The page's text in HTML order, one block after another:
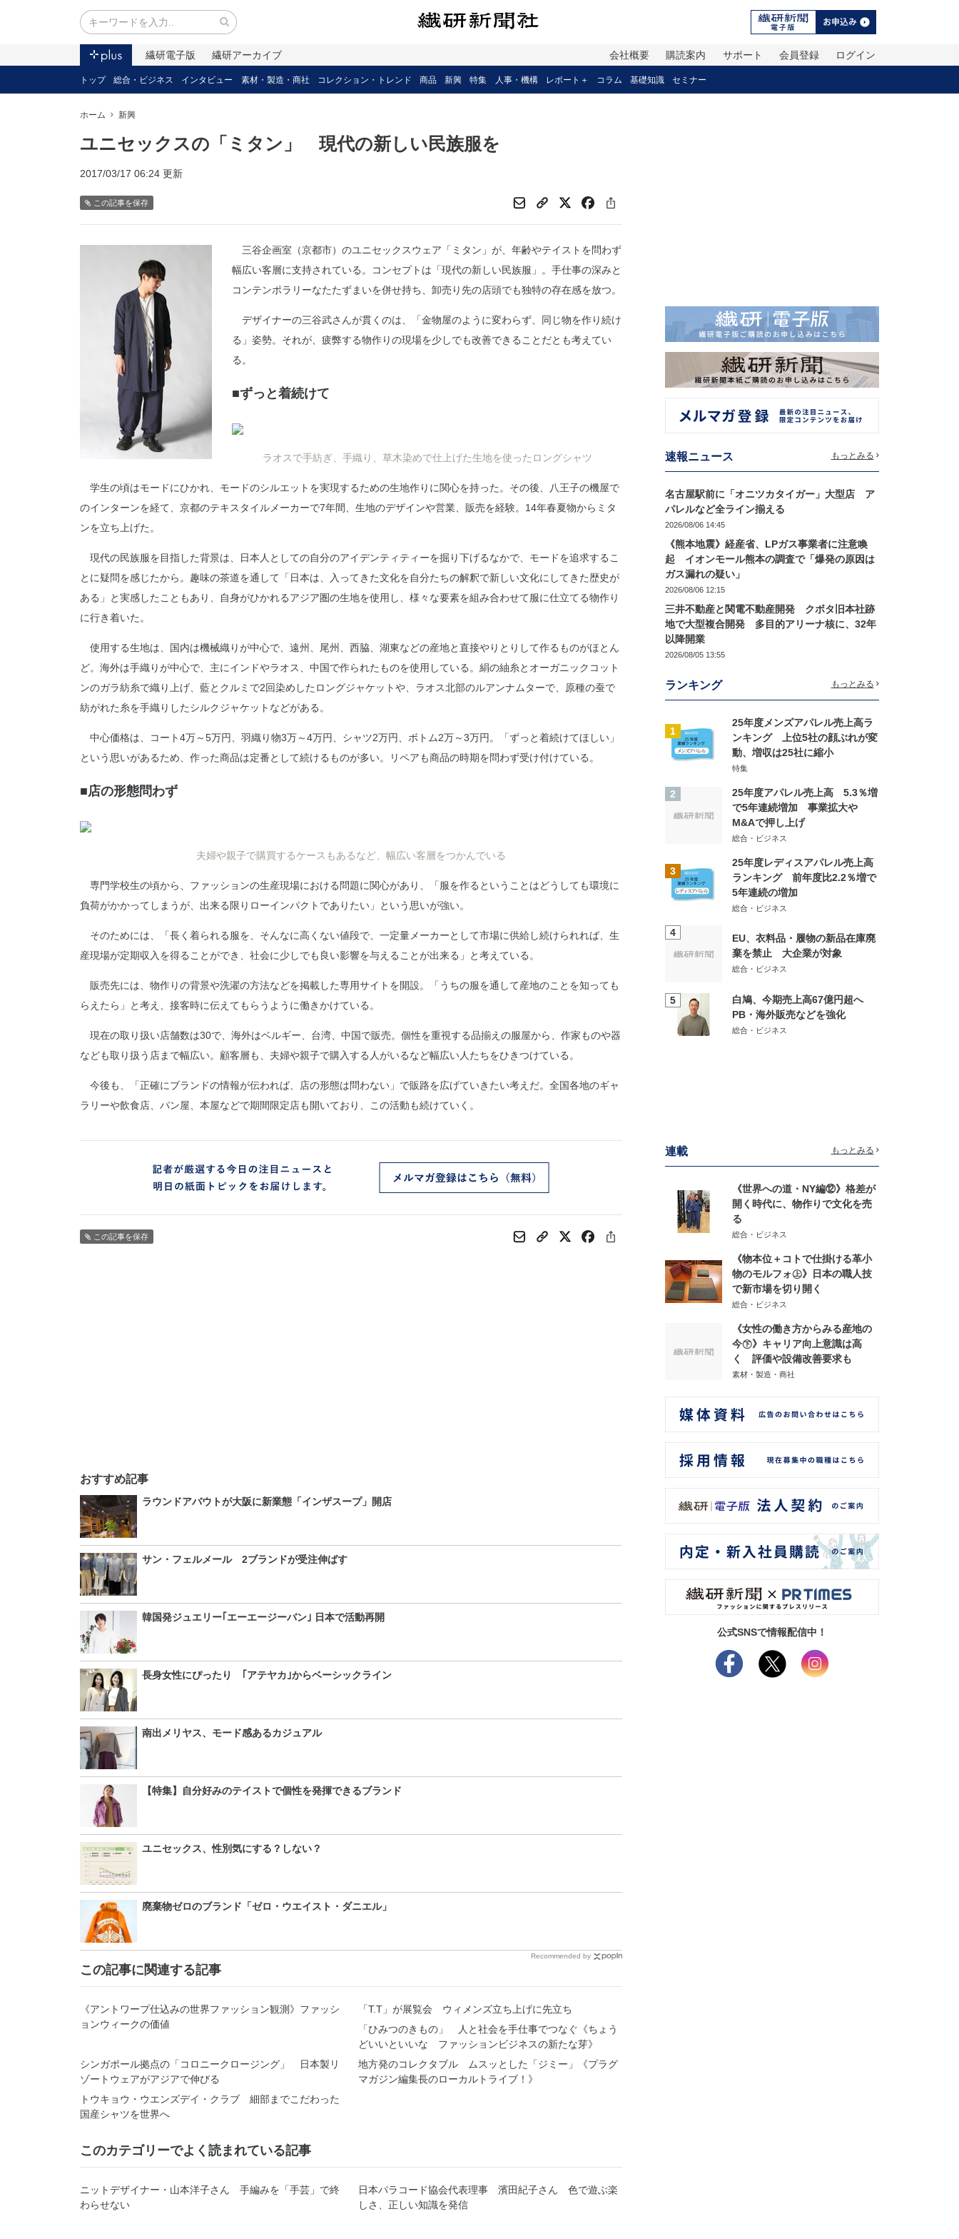
繊研電子版 繊研アーカイブ ログイン
会員登録
サポート
購読案内
会社概要
トップ 総合・ビジネス インタビュー 素材・製造・商社 コレクション・トレンド 商品 新興 特集 人事・機構 レポート＋ コラム 基礎知識 セミナー
ホーム 新興
ユニセックスの「ミタン」 現代の新しい民族服を
2017/03/17 06:24 更新
この記事を保存
三谷企画室（京都市）のユニセックスウェア「ミタン」が、年齢やテイストを問わず
幅広い客層に支持されている。コンセプトは「現代の新しい民族服」。手仕事の深みと
コンテンポラリーなたたずまいを併せ持ち、卸売り先の店頭でも独特の存在感を放つ。
デザイナーの三谷武さんが貫くのは、「金物屋のように変わらず、同じ物を作り続け
る」姿勢。それが、疲弊する物作りの現場を少しでも改善できることだとも考えてい
る。
■ずっと着続けて
ラオスで手紡ぎ、手織り、草木染めで仕上げた生地を使ったロングシャツ
学生の頃はモードにひかれ、モードのシルエットを実現するための生地作りに関心を持った。その後、八王子の機屋で
のインターンを経て、京都のテキスタイルメーカーで7年間、生地のデザインや営業、販売を経験。14年春夏物からミタ
ンを立ち上げた。
現代の民族服を目指した背景は、日本人としての自分のアイデンティティーを掘り下げるなかで、モードを追求するこ
とに疑問を感じたから。趣味の茶道を通して「日本は、入ってきた文化を自分たちの解釈で新しい文化にしてきた歴史が
ある」と実感したこともあり、自身がひかれるアジア圏の生地を使用し、様々な要素を組み合わせて服に仕立てる物作り
に行き着いた。
使用する生地は、国内は機械織りが中心で、遠州、尾州、西脇、湖東などの産地と直接やりとりして作るものがほとん
ど。海外は手織りが中心で、主にインドやラオス、中国で作られたものを使用している。絹の紬糸とオーガニックコット
ンのガラ紡糸で織り上げ、藍とクルミで2回染めしたロングジャケットや、ラオス北部のルアンナムターで、原種の蚕で
紡がれた糸を手織りしたシルクジャケットなどがある。
中心価格は、コート4万～5万円、羽織り物3万～4万円、シャツ2万円、ボトム2万～3万円。「ずっと着続けてほしい」
という思いがあるため、作った商品は定番として続けるものが多い。リペアも商品の時期を問わず受け付けている。
■店の形態問わず
夫婦や親子で購買するケースもあるなど、幅広い客層をつかんでいる
専門学校生の頃から、ファッションの生産現場における問題に関心があり、「服を作るということはどうしても環境に
負荷がかかってしまうが、出来る限りローインパクトでありたい」という思いが強い。
そのためには、「長く着られる服を、そんなに高くない値段で、一定量メーカーとして市場に供給し続けられれば、生
産現場が定期収入を得ることができ、社会に少しでも良い影響を与えることが出来る」と考えている。
販売先には、物作りの背景や洗濯の方法などを掲載した専用サイトを開設。「うちの服を通して産地のことを知っても
らえたら」と考え、接客時に伝えてもらうように働きかけている。
現在の取り扱い店舗数は30で、海外はベルギー、台湾、中国で販売。個性を重視する品揃えの服屋から、作家ものや器
なども取り扱う店まで幅広い。顧客層も、夫婦や親子で購入する人がいるなど幅広い人たちをひきつけている。
今後も、「正確にブランドの情報が伝われば、店の形態は問わない」で販路を広げていきたい考えだ。全国各地のギャ
ラリーや飲食店、パン屋、本屋などで期間限定店も開いており、この活動も続けていく。
この記事を保存
おすすめ記事
ラウンドアバウトが大阪に新業態「インザスープ」開店
サン・フェルメール 2ブランドが受注伸ばす
韓国発ジュエリー｢エーエージーバン｣ 日本で活動再開
長身女性にぴったり ｢アテヤカ｣からベーシックライン
南出メリヤス、モード感あるカジュアル
【特集】自分好みのテイストで個性を発揮できるブランド
ユニセックス、性別気にする？しない？
廃棄物ゼロのブランド「ゼロ・ウエイスト・ダニエル」
Recommended by
この記事に関連する記事
《アントワープ仕込みの世界ファッション観測》ファッシ
ョンウィークの価値
「T.T」が展覧会 ウィメンズ立ち上げに先立ち
「ひみつのきもの」 人と社会を手仕事でつなぐ《ちょう
どいいといいな ファッションビジネスの新たな芽》
シンガポール拠点の「コロニークロージング」 日本製リ
ゾートウェアがアジアで伸びる
地方発のコレクタブル ムスッとした「ジミー」《プラグ
マガジン編集長のローカルトライブ！》
トウキョウ・ウエンズデイ・クラブ 細部までこだわった
国産シャツを世界へ
このカテゴリーでよく読まれている記事
ニットデザイナー・山本洋子さん 手編みを「手芸」で終
わらせない
日本パラコード協会代表理事 濱田紀子さん 色で遊ぶ楽
しさ、正しい知識を発信
速報ニュース もっとみる
名古屋駅前に「オニツカタイガー」大型店 ア
パレルなど全ライン揃える
2026/08/06 14:45
《熊本地震》経産省、LPガス事業者に注意喚
起 イオンモール熊本の調査で「爆発の原因は
ガス漏れの疑い」
2026/08/06 12:15
三井不動産と関電不動産開発 クボタ旧本社跡
地で大型複合開発 多目的アリーナ核に、32年
以降開業
2026/08/05 13:55
ランキング もっとみる
1
25年度メンズアパレル売上高ラ
ンキング 上位5社の顔ぶれが変
動、増収は25社に縮小
特集
2
25年度アパレル売上高 5.3％増
で5年連続増加 事業拡大や
M&Aで押し上げ
総合・ビジネス
3
25年度レディスアパレル売上高
ランキング 前年度比2.2％増で
5年連続の増加
総合・ビジネス
4
EU、衣料品・履物の新品在庫廃
棄を禁止 大企業が対象
総合・ビジネス
5
白鳩、今期売上高67億円超へ
PB・海外販売などを強化
総合・ビジネス
連載 もっとみる
《世界への道・NY編⑫》格差が
開く時代に、物作りで文化を売
る
総合・ビジネス
《物本位＋コトで仕掛ける革小
物のモルフォ㊤》日本の職人技
で新市場を切り開く
総合・ビジネス
《女性の働き方からみる産地の
今㊦》キャリア向上意識は高
く 評価や設備改善要求も
素材・製造・商社
公式SNSで情報配信中！